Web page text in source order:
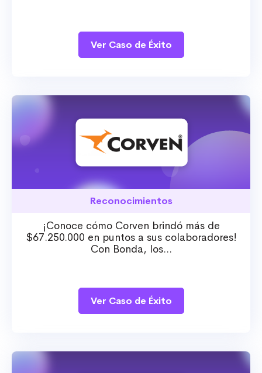
Ver Caso de Éxito
Reconocimientos
¡Conoce cómo Corven brindó más de
$67.250.000 en puntos a sus colaboradores!
Con Bonda, los...
Ver Caso de Éxito